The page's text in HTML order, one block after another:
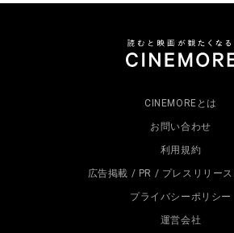
CINEMOREとは
お問い合わせ
利用規約
広告掲載 / PR / プレスリリー
プライバシーポリシー
運営会社